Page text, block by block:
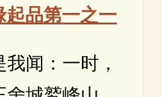
起品第一之一
：一时，